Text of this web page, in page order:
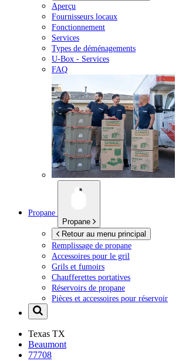
Aperçu
Fournisseurs locaux
Fonctionnement
Services
Types de déménagements
U-Box - Services
FAQ
Propane
Propane
Retour au menu principal
Remplissage de propane
Accessoires pour le gril
Grils et fumoirs
Chaufferettes portatives
Réservoirs de propane
Pièces et accessoires pour réservoir
Texas TX
Beaumont
77708